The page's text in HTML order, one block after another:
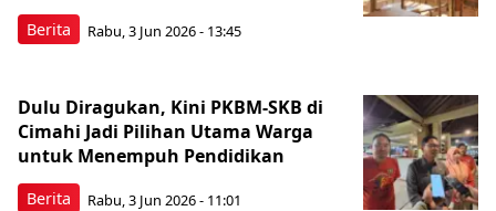
Berita Rabu, 3 Jun 2026 - 13:45
Berita
Dulu Diragukan, Kini PKBM-SKB di
Cimahi Jadi Pilihan Utama Warga
untuk Menempuh Pendidikan
Rabu, 3 Jun 2026 - 11:01